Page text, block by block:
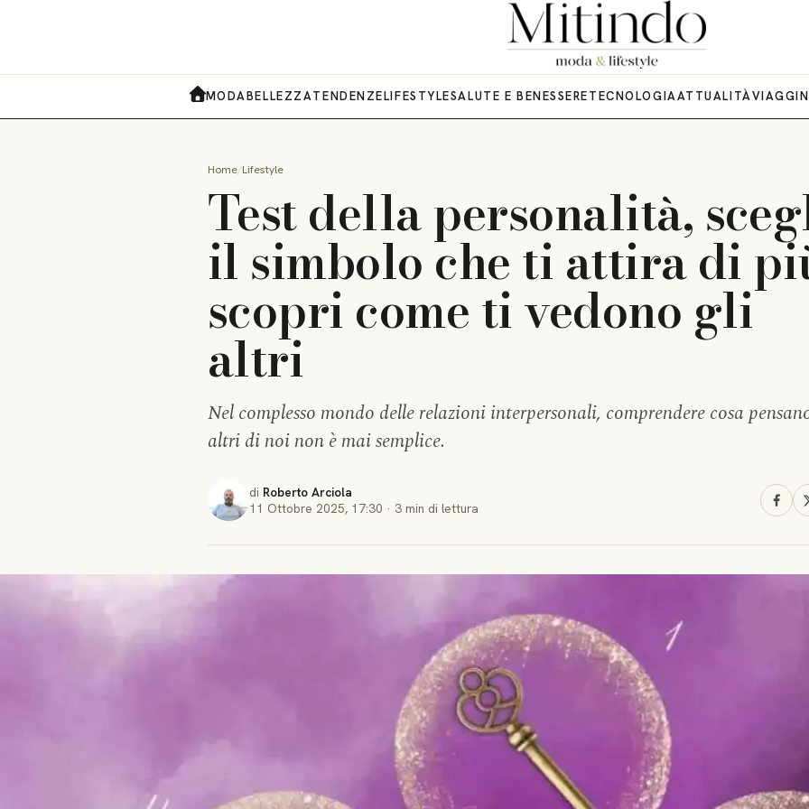
MODABELLEZZATENDENZELIFESTYLESALUTE E BENESSERETECNOLOGIAATTUALITÀVIAGGI
Home Lifestyle
Test della personalità,
il simbolo che ti attira di
scopri come ti vedono gli
altri
Nel complesso mondo delle relazioni interpersonali, comprendere cosa
altri di noi non è mai semplice.
di Roberto Arciola
11 Ottobre 2025, 17:30 · 3 min di lettura